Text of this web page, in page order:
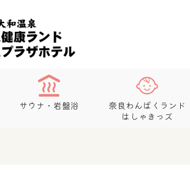
サウナ・岩盤浴
奈良わんぱくランド
はしゃきっズ